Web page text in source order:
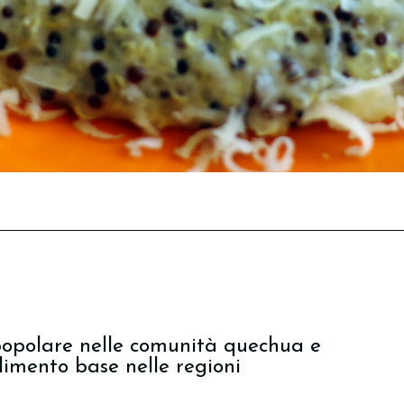
nelle comunità quechua e
base nelle regioni